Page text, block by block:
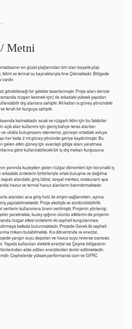
Metni
en güzel plajlarından biri olan boyalık plajı
ve termal su kaynaklarıyla öne Çıkmaktadır. Bölgede
görebileceği bir şekilde tasarlanmıştır. Proje alanı denize
rüzgarı kesmek için) ile arkadaki yüksek yapıdan
dış alanlara sahiptir. Alt katları is güney yönündeki
ferah bir kurguya sahiptir.
kalmaktadır. sıcak ve rüzgarlı iklim için bu faktörler
açık alan kullanımı için geniş bahçe-teras alanları
ufukla buluşmasını istememiz, güneşin ortadaki avluya
her katta 2 mt güney yönünde geriye kaydırılmıştır. Bu
gelen etkin güneş için avantajlı gölge alanı yaratması
göre kullanılabilecek bir iç-dış mekan kurgusuna
yanında kuzeyden gelen rüzgar dönemleri için korunaklı iç
ünitelerin birbirleriyle ortak buluşma ve dağılma
kapalı alandaki, giriş lobisi, sosyal merkez, restaurant, spa
havuz ve termal havuz alanlarını barındırmaktadır.
alandan ana giriş holü ile erişim sağlanırken, ayrıca
yapılabilmektedir. Proje ekolojik ve sürdürülebilirlik
verilerin kullanımına önem verilmiştir. Projenin yönlenişi,
yaratmakta, kuzey ışığının olumlu etkilerini de projenin
rüzgar etkisi ünitelerin iki cepheli kurgulanması
katkıda bulunmaktadır. Projede Gerek iki cepheli
imkanı bulabilmekte. Kıs döneminde ısı enerjisi,
yangın suyu depoları ve havuz suyu reverse osmosis
Yapıda kullanılan elektrik enerjisi ise Çeşme bölgesinin
elde edilen enerjilerden temin edilmektedir.
Cephelerde yüksek performanslı cam ve GFRC